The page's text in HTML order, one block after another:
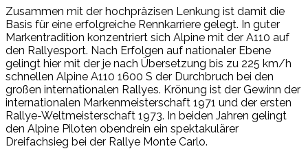
Zusammen mit der hochpräzisen Lenkung ist damit die
Basis für eine erfolgreiche Rennkarriere gelegt. In guter
Markentradition konzentriert sich Alpine mit der A110 auf
den Rallyesport. Nach Erfolgen auf nationaler Ebene
gelingt hier mit der je nach Übersetzung bis zu 225 km/h
schnellen Alpine A110 1600 S der Durchbruch bei den
großen internationalen Rallyes. Krönung ist der Gewinn der
internationalen Markenmeisterschaft 1971 und der ersten
Rallye-Weltmeisterschaft 1973. In beiden Jahren gelingt
den Alpine Piloten obendrein ein spektakulärer
Dreifachsieg bei der Rallye Monte Carlo.